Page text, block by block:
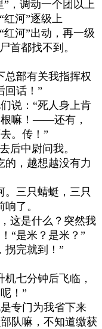
” ，调动一个团以上
“红河”逐级上
“红河”出动，再一级
首都找不到。
总部有关我指挥权
话！ ”
说： “死人身上肯
嘛！——还有，
。传！ ”
后中尉问我。
的，越想越没有力
。三只蜻蜓，三只
了。
这是什么？突然我
“是米？是米？ ”
完就到！ ”
七分钟后飞临，
！ ”
专门为我省下来
队嘛，不知道缴获